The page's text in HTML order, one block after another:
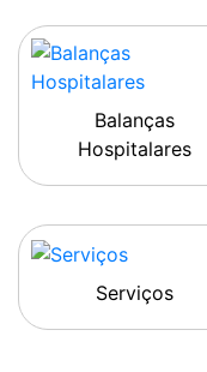
Balanças
Hospitalares
Serviços